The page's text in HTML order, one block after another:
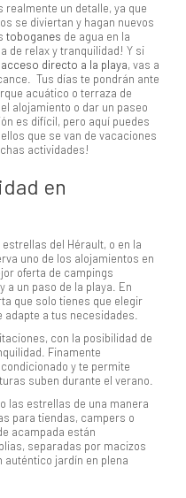
realmente un detalle, ya que
se diviertan y hagan nuevos
toboganes de agua en la
de relax y tranquilidad! Y si
acceso directo a la playa, vas a
Tus días te pondrán ante
acuático o terraza de
alojamiento o dar un paseo
es difícil, pero aquí puedes
que se van de vacaciones
actividades!
en
del Hérault, o en la
uno de los alojamientos en
oferta de campings
a un paso de la playa. En
que solo tienes que elegir
a tus necesidades.
con la posibilidad de
Finamente
y te permite
suben durante el verano.
las estrellas de una manera
para tiendas, campers o
acampada están
separadas por macizos
auténtico jardín en plena